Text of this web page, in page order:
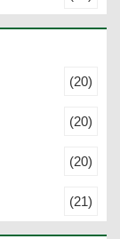
(20)
(20)
(20)
(21)